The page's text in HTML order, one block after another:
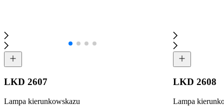
LKD 2607
Lampa kierunkowskazu
LKD 2608
Lampa